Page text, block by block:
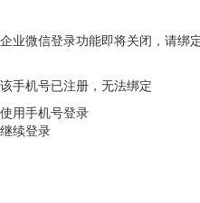
企业微信登录功能即将关闭，请绑
该手机号已注册，无法绑定
使用手机号登录
继续登录